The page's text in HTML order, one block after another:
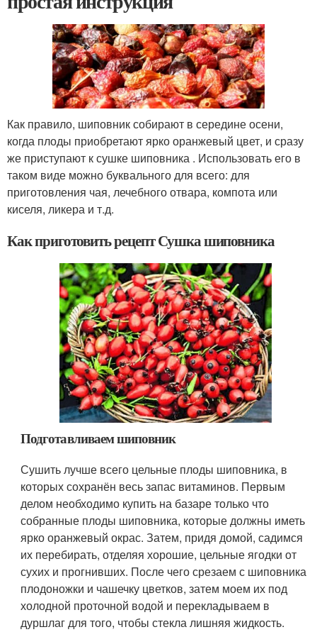
Как правило, шиповник собирают в середине осени,
когда плоды приобретают ярко оранжевый цвет, и сразу
же приступают к сушке шиповника . Использовать его в
таком виде можно буквального для всего: для
приготовления чая, лечебного отвара, компота или
киселя, ликера и т.д.
Как приготовить рецепт Сушка шиповника
Подготавливаем шиповник
Сушить лучше всего цельные плоды шиповника, в
которых сохранён весь запас витаминов. Первым
делом необходимо купить на базаре только что
собранные плоды шиповника, которые должны иметь
ярко оранжевый окрас. Затем, придя домой, садимся
их перебирать, отделяя хорошие, цельные ягодки от
сухих и прогнивших. После чего срезаем с шиповника
плодоножки и чашечку цветков, затем моем их под
холодной проточной водой и перекладываем в
дуршлаг для того, чтобы стекла лишняя жидкость.